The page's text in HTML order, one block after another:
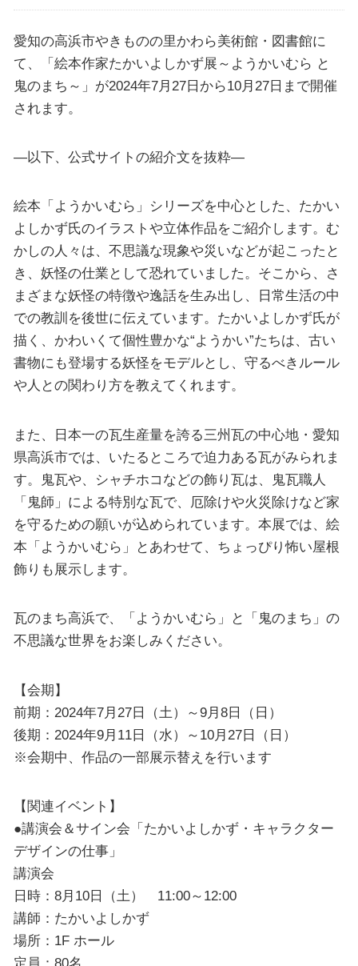
愛知の高浜市やきものの里かわら美術館・図書館に
て、「絵本作家たかいよしかず展～ようかいむら と
鬼のまち～」が2024年7月27日から10月27日まで開催
されます。
—以下、公式サイトの紹介文を抜粋—
絵本「ようかいむら」シリーズを中心とした、たかい
よしかず氏のイラストや立体作品をご紹介します。む
かしの人々は、不思議な現象や災いなどが起こったと
き、妖怪の仕業として恐れていました。そこから、さ
まざまな妖怪の特徴や逸話を生み出し、日常生活の中
での教訓を後世に伝えています。たかいよしかず氏が
描く、かわいくて個性豊かな“ようかい”たちは、古い
書物にも登場する妖怪をモデルとし、守るべきルール
や人との関わり方を教えてくれます。
また、日本一の瓦生産量を誇る三州瓦の中心地・愛知
県高浜市では、いたるところで迫力ある瓦がみられま
す。鬼瓦や、シャチホコなどの飾り瓦は、鬼瓦職人
「鬼師」による特別な瓦で、厄除けや火災除けなど家
を守るための願いが込められています。本展では、絵
本「ようかいむら」とあわせて、ちょっぴり怖い屋根
飾りも展示します。
瓦のまち高浜で、「ようかいむら」と「鬼のまち」の
不思議な世界をお楽しみください。
【会期】
前期：2024年7月27日（土）～9月8日（日）
後期：2024年9月11日（水）～10月27日（日）
※会期中、作品の一部展示替えを行います
【関連イベント】
●講演会＆サイン会「たかいよしかず・キャラクター
デザインの仕事」
講演会
日時：8月10日（土） 11:00～12:00
講師：たかいよしかず
場所：1F ホール